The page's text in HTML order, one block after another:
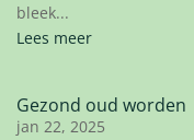
bleek...
Lees meer
Gezond oud worden
jan 22, 2025